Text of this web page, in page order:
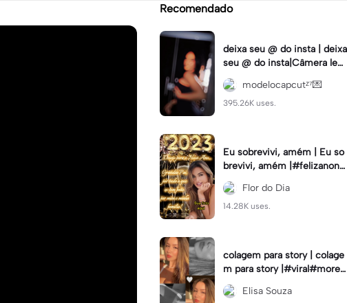
Recomendado
deixa seu @ do insta | deixa
seu @ do insta|Câmera lent
a #fyp #viral #trend #fyp
ツ⁠
modelocapcutᶻ⁷💌
395.26K uses.
Eu sobrevivi, amém | Eu so
brevivi, amém |#felizanono
#feliz2023
Flor do Dia
14.28K uses.
colagem para story | colage
m para story |#viral#moren
a#instastory#colagemdefo
tos#instaElisa Souza